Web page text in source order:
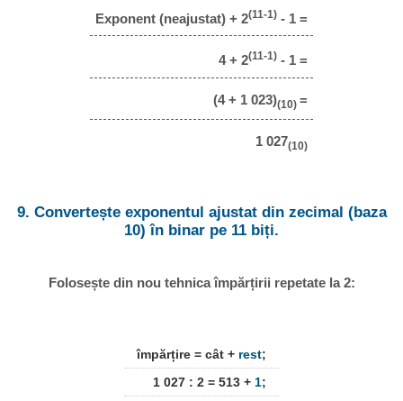
Exponent (neajustat) + 2(11-1) - 1 =
4 + 2(11-1) - 1 =
(4 + 1 023)(10) =
1 027(10)
9. Convertește exponentul ajustat din zecimal (baza
10) în binar pe 11 biți.
Folosește din nou tehnica împărțirii repetate la 2:
împărțire = cât + rest;
1 027 : 2 = 513 + 1;